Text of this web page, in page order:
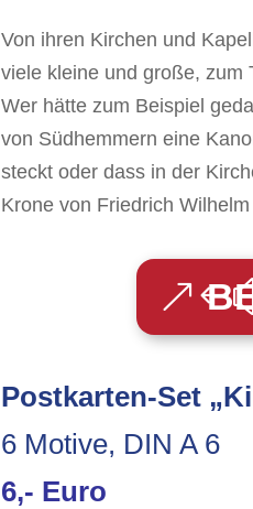
Von ihren Kirchen und
viele kleine und große, zum
Wer hätte zum Beispiel
von Südhemmern eine
steckt oder dass in der
Krone von Friedrich
Postkarten-Set
6 Motive, DIN A 6
6,- Euro